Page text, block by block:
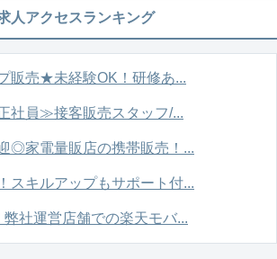
人アクセスランキング
販売★未経験OK！研修あ...
社員≫接客販売スタッフ/...
◎家電量販店の携帯販売！...
スキルアップもサポート付...
社運営店舗での楽天モバ...